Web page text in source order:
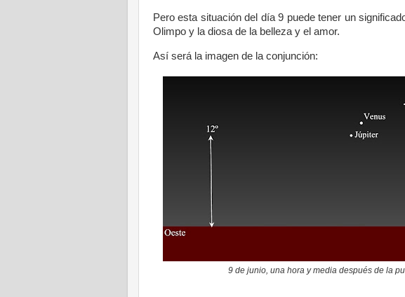
Pero esta situación del día 9 puede tener un
Olimpo y la diosa de la belleza y el amor.
Así será la imagen de la conjunción:
9 de junio, una hora y media después de la